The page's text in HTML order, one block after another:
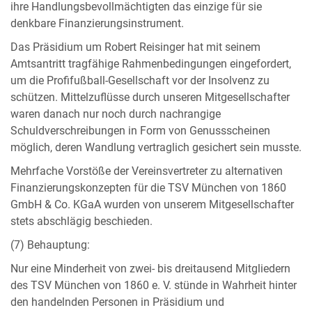
ihre Handlungsbevollmächtigten das einzige für sie
denkbare Finanzierungsinstrument.
Das Präsidium um Robert Reisinger hat mit seinem
Amtsantritt tragfähige Rahmenbedingungen eingefordert,
um die Profifußball-Gesellschaft vor der Insolvenz zu
schützen. Mittelzuflüsse durch unseren Mitgesellschafter
waren danach nur noch durch nachrangige
Schuldverschreibungen in Form von Genussscheinen
möglich, deren Wandlung vertraglich gesichert sein musste.
Mehrfache Vorstöße der Vereinsvertreter zu alternativen
Finanzierungskonzepten für die TSV München von 1860
GmbH & Co. KGaA wurden von unserem Mitgesellschafter
stets abschlägig beschieden.
(7) Behauptung:
Nur eine Minderheit von zwei- bis dreitausend Mitgliedern
des TSV München von 1860 e. V. stünde in Wahrheit hinter
den handelnden Personen in Präsidium und